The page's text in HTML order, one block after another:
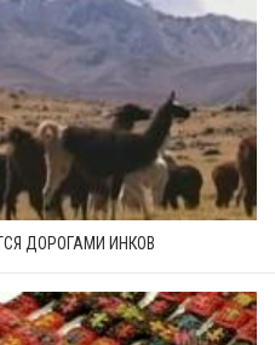
ДОРОГАМИ ИНКОВ